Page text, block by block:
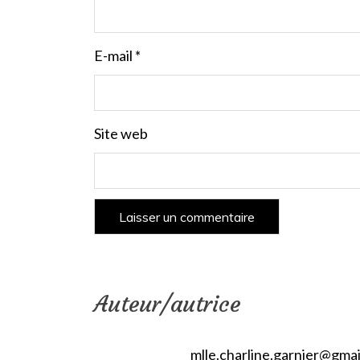
E-mail *
Site web
Auteur/autrice